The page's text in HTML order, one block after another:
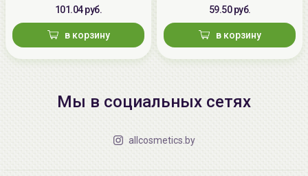
101.04 руб.
в корзину
59.50 руб.
в корзину
Мы в социальных сетях
allcosmetics.by